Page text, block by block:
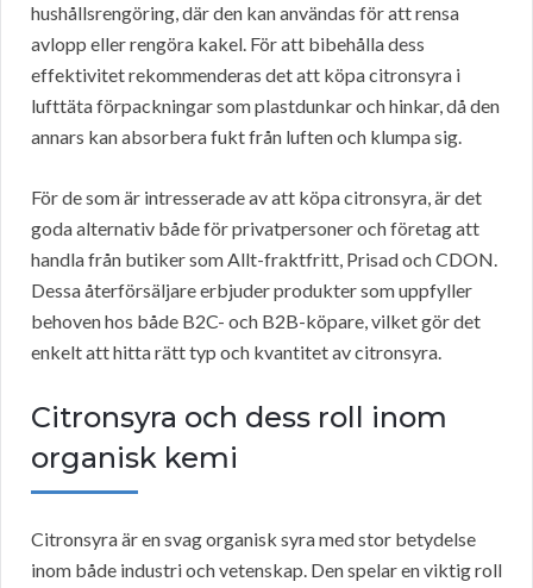
hushållsrengöring, där den kan användas för att rensa
avlopp eller rengöra kakel. För att bibehålla dess
effektivitet rekommenderas det att köpa citronsyra i
lufttäta förpackningar som plastdunkar och hinkar, då den
annars kan absorbera fukt från luften och klumpa sig.
För de som är intresserade av att köpa citronsyra, är det
goda alternativ både för privatpersoner och företag att
handla från butiker som Allt-fraktfritt, Prisad och CDON.
Dessa återförsäljare erbjuder produkter som uppfyller
behoven hos både B2C- och B2B-köpare, vilket gör det
enkelt att hitta rätt typ och kvantitet av citronsyra.
Citronsyra och dess roll inom
organisk kemi
Citronsyra är en svag organisk syra med stor betydelse
inom både industri och vetenskap. Den spelar en viktig roll